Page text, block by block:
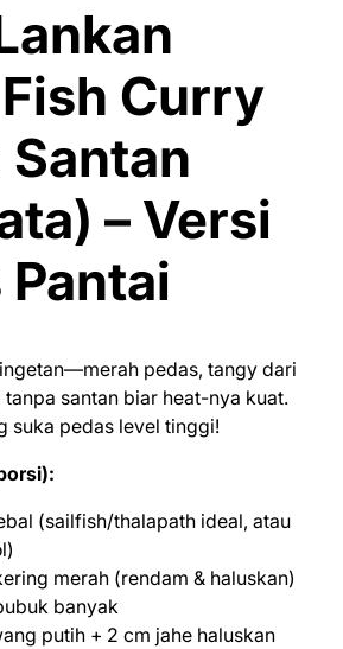
Curry
Santan
– Versi
Pantai
pedas, tangy dari
santan biar heat-nya kuat.
suka pedas level tinggi!
(sailfish/thalapath ideal, atau
merah (rendam & haluskan)
banyak
putih + 2 cm jahe haluskan